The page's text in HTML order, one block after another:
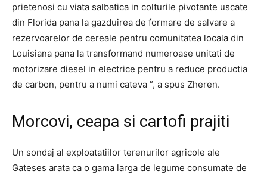
prietenosi cu viata salbatica in colturile pivotante uscate
din Florida pana la gazduirea de formare de salvare a
rezervoarelor de cereale pentru comunitatea locala din
Louisiana pana la transformand numeroase unitati de
motorizare diesel in electrice pentru a reduce productia
de carbon, pentru a numi cateva ”, a spus Zheren.
Morcovi, ceapa si cartofi prajiti
Un sondaj al exploatatiilor terenurilor agricole ale
Gateses arata ca o gama larga de legume consumate de